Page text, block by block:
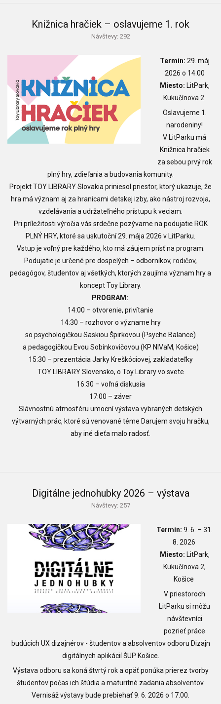
Knižnica hračiek – oslavujeme 1. rok
Návštevy: 292
Termín: 29. máj
2026 o 14.00
Miesto: LitPark,
Kukučínova 2
Oslavujeme 1.
narodeniny!
V LitParku má
Knižnica hračiek
za sebou prvý rok
plný hry, zdieľania a budovania komunity.
Projekt TOY LIBRARY Slovakia priniesol priestor, ktorý ukazuje, že
hra má význam aj za hranicami detskej izby, ako nástroj rozvoja,
vzdelávania a udržateľného prístupu k veciam.
Pri príležitosti výročia vás srdečne pozývame na podujatie ROK
PLNÝ HRY, ktoré sa uskutoční 29. mája 2026 v LitParku.
Vstup je voľný pre každého, kto má záujem prísť na program.
Podujatie je určené pre dospelých – odborníkov, rodičov,
pedagógov, študentov aj všetkých, ktorých zaujíma význam hry a
koncept Toy Library.
PROGRAM:
14:00 – otvorenie, privítanie
14:30 – rozhovor o význame hry
so psychologičkou Saskiou Špirkovou (Psyche Balance)
a pedagogičkou Evou Sobinkovičovou (KP NIVaM, Košice)
15:30 – prezentácia Jarky Kreškóciovej, zakladateľky
TOY LIBRARY Slovensko, o Toy Library vo svete
16:30 – voľná diskusia
17:00 – záver
Slávnostnú atmosféru umocní výstava vybraných detských
výtvarných prác, ktoré sú venované téme Darujem svoju hračku,
aby iné dieťa malo radosť.
Digitálne jednohubky 2026 – výstava
Návštevy: 257
Termín: 9 . 6. – 31.
8. 2026
Miesto: LitPark,
Kukučínova 2,
Košice
V priestoroch
LitParku si môžu
návštevníci
pozrieť práce
budúcich UX dizajnérov - študentov a absolventov odboru Dizajn
digitálnych aplikácií ŠUP Košice.
Výstava odboru sa koná štvrtý rok a opäť ponúka prierez tvorby
študentov počas ich štúdia a maturitné zadania absolventov.
Vernisáž výstavy bude prebiehať 9. 6. 2026 o 17.00.